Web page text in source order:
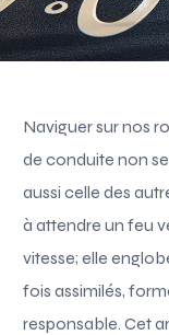
Naviguer sur nos
de conduite non
aussi celle des
à attendre un feu
vitesse; elle
fois assimilés,
responsable. Cet